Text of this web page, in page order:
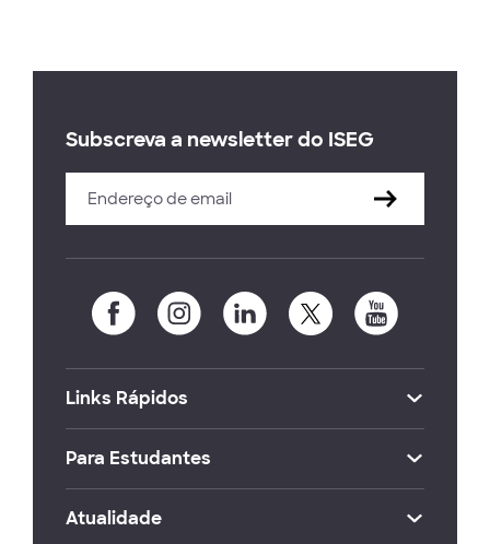
Subscreva a newsletter do ISEG
Links Rápidos
Para Estudantes
Atualidade